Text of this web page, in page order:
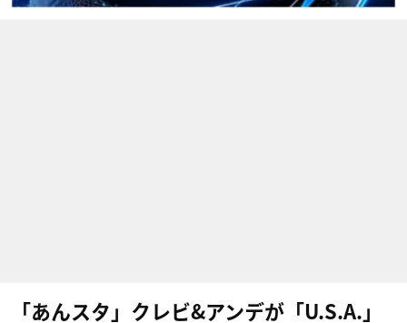
「あんスタ」クレビ&アンデが「U.S.A.」